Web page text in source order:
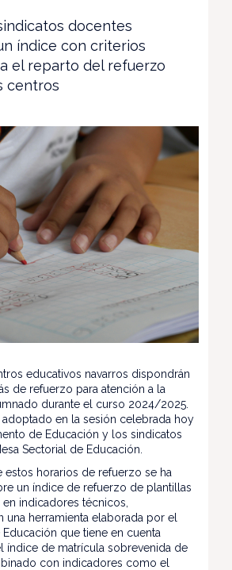
docentes
índice con criterios
el reparto del refuerzo
centros
educativos navarros dispondrán
de refuerzo para atención a la
durante el curso 2024/2025.
adoptado en la sesión celebrada hoy
de Educación y los sindicatos
Sectorial de Educación.
estos horarios de refuerzo se ha
un índice de refuerzo de plantillas
indicadores técnicos,
una herramienta elaborada por el
que tiene en cuenta
índice de matrícula sobrevenida de
con indicadores como el